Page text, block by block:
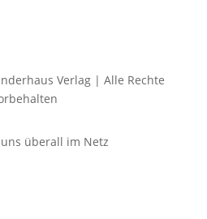
Verlag | Alle Rechte
überall im Netz